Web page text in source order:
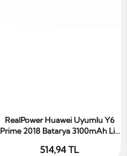
Sepete Ekle
RealPower Huawei Uyumlu Y6
Prime 2018 Batarya 3100mAh Li-
514,94 TL